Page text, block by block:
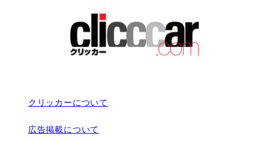
クリッカーについて
広告掲載について